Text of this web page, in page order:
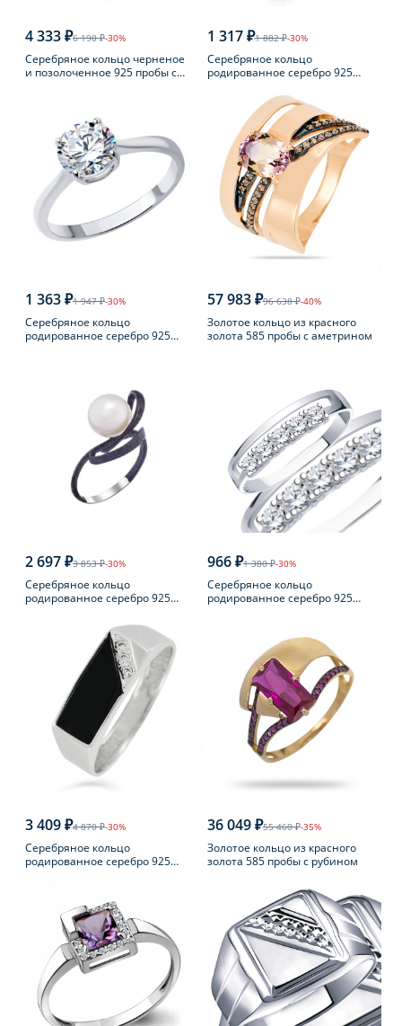
4 333 ₽6 190 ₽-30%
Серебряное кольцо черненое
и позолоченное 925 пробы с
1 317 ₽1 882 ₽-30%
Серебряное кольцо
родированное серебро 925
1 363 ₽1 947 ₽-30%
Серебряное кольцо
родированное серебро 925
57 983 ₽96 638 ₽-40%
Золотое кольцо из красного
золота 585 пробы с аметрином
2 697 ₽3 853 ₽-30%
Серебряное кольцо
родированное серебро 925
966 ₽1 380 ₽-30%
Серебряное кольцо
родированное серебро 925
3 409 ₽4 870 ₽-30%
Серебряное кольцо
родированное серебро 925
36 049 ₽55 460 ₽-35%
Золотое кольцо из красного
золота 585 пробы с рубином